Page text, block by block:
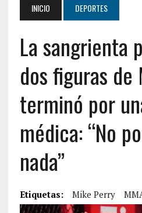
INICIO DEPORTES
La sangrienta
dos figuras de
terminó por
médica: “No
nada”
Etiquetas: Mike Perry